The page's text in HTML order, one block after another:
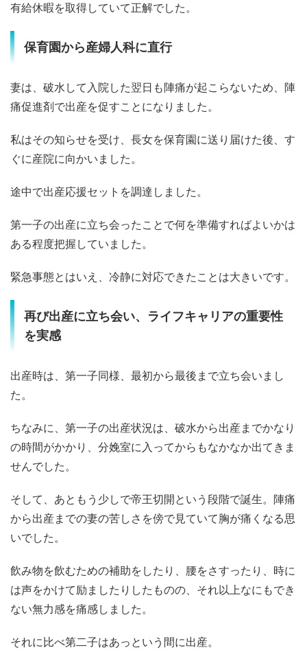
有給休暇を取得していて正解でした。
保育園から産婦人科に直行
妻は、破水して入院した翌日も陣痛が起こらないため、陣
痛促進剤で出産を促すことになりました。
私はその知らせを受け、長女を保育園に送り届けた後、す
ぐに産院に向かいました。
途中で出産応援セットを調達しました。
第一子の出産に立ち会ったことで何を準備すればよいかは
ある程度把握していました。
緊急事態とはいえ、冷静に対応できたことは大きいです。
再び出産に立ち会い、ライフキャリアの重要性
を実感
出産時は、第一子同様、最初から最後まで立ち会いまし
た。
ちなみに、第一子の出産状況は、破水から出産までかなり
の時間がかかり、分娩室に入ってからもなかなか出てきま
せんでした。
そして、あともう少しで帝王切開という段階で誕生。陣痛
から出産までの妻の苦しさを傍で見ていて胸が痛くなる思
いでした。
飲み物を飲むための補助をしたり、腰をさすったり、時に
は声をかけて励ましたりしたものの、それ以上なにもでき
ない無力感を痛感しました。
それに比べ第二子はあっという間に出産。